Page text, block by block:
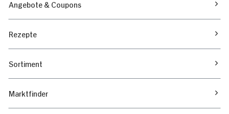
Angebote & Coupons
Rezepte
Sortiment
Marktfinder